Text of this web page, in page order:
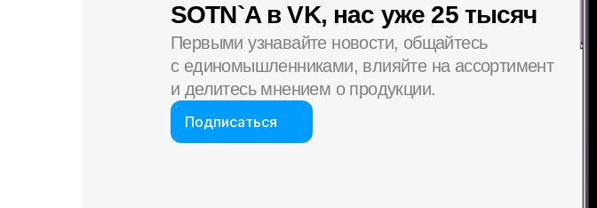
SOTN`A в VK, нас уже 25 тысяч
Первыми узнавайте новости, общайтесь
с единомышленниками, влияйте на ассортимент
и делитесь мнением о продукции.
Подписаться